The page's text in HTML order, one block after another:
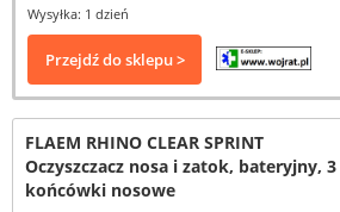
Wysyłka: 1 dzień
Przejdź do sklepu >
FLAEM RHINO CLEAR SPRINT
Oczyszczacz nosa i zatok, bateryjny, 3
końcówki nosowe